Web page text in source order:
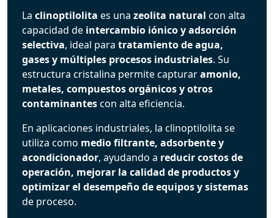
La clinoptilolita es una zeolita natural con alta
capacidad de intercambio iónico y adsorción
selectiva, ideal para tratamiento de agua,
gases y múltiples procesos industriales. Su
estructura cristalina permite capturaramonio,
metales, compuestos orgánicos y otros
contaminantescon alta eficiencia.
En aplicaciones industriales, la clinoptilolita se
utiliza como medio filtrante, adsorbente y
acondicionador, ayudando a reducir costos de
operación, mejorar la calidad de productos y
optimizar el desempeño de equipos y sistemas
de proceso.